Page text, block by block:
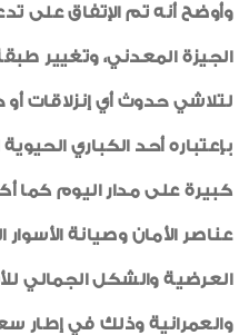
وأوضح أنه تم الإتفاق على
الجيزة المعدني، وتغيير
لتلاشي حدوث أي إنزلاقات
بإعتباره أحد الكباري
كبيرة على مدار اليوم كما
عناصر الأمان وصيانة
العرضية والشكل الجمالي
والعمرانية وذلك في إطار